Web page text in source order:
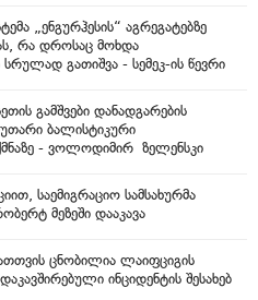
„ენგურჰესის“ აგრეგატებზე
რა დროსაც მოხდა
გათიშვა - სემეკ-ის წევრი
გამშვები დანადგარების
ბალისტიკური
- ვოლოდიმირ ზელენსკი
საემიგრაციო სამსახურმა
მეზეში დააკავა
ცნობილია ლაიფციგის
ინციდენტის შესახებ